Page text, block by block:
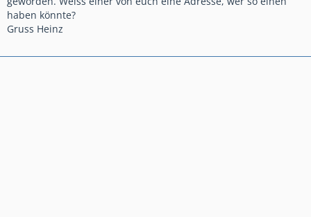
haben könnte?
Gruss Heinz